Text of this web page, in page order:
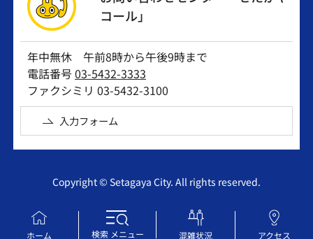
ホーム 検索メニュー 混雑状況 アクセス
コール」
年中無休 午前8時から午後9時まで
電話番号03-5432-3333
ファクシミリ 03-5432-3100
入力フォーム
Copyright © Setagaya City. All rights reserved.